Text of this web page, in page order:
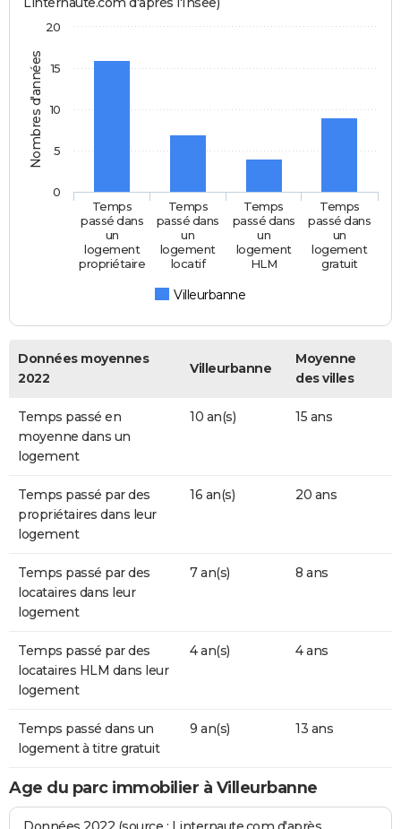
Nombres d'années
Villeurbanne
Temps
passé dans
un
logement
propriétaire
Temps
passé dans
un
logement
locatif
Temps
passé dans
un
logement
HLM
Temps
passé dans
un
logement
gratuit
0
5
10
15
20
Données moyennes
2022
Villeurbanne
Moyenne
des villes
Temps passé en
moyenne dans un
logement
10 an(s) 15 ans
Temps passé par des
propriétaires dans leur
logement
16 an(s) 20 ans
Temps passé par des
locataires dans leur
logement
7 an(s) 8 ans
Temps passé par des
locataires HLM dans leur
logement
4 an(s) 4 ans
Temps passé dans un
logement à titre gratuit
9 an(s) 13 ans
Age du parc immobilier à Villeurbanne